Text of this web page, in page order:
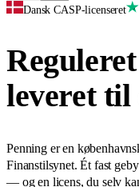
Dansk CASP-licenseret
leveret til
Penning er en
Finanstilsynet. Ét fast
— og en licens, du selv